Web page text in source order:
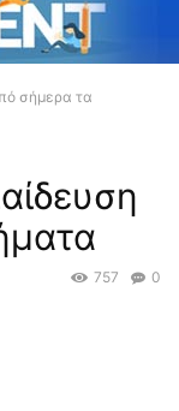
σήμερα τα
0
757